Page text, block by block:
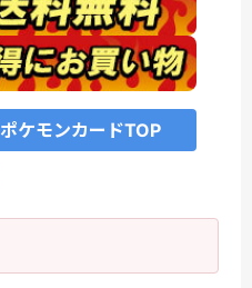
ポケモンカードTOP